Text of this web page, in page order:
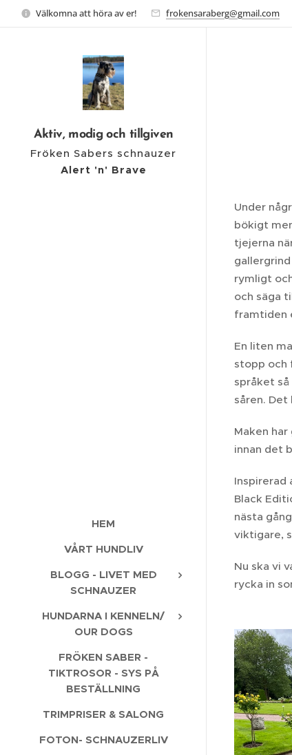
Välkomna att höra av er! frokensaraberg@gmail.com
Aktiv, modig och tillgiven
Fröken Sabers schnauzer
Alert 'n' Brave
HEM
VÅRT HUNDLIV
BLOGG - LIVET MED
SCHNAUZER
HUNDARNA I KENNELN/
OUR DOGS
FRÖKEN SABER -
TIKTROSOR - SYS PÅ
BESTÄLLNING
TRIMPRISER & SALONG
FOTON- SCHNAUZERLIV
Under
bökigt
tjejerna
rymligt
och säga
framtiden
En liten
stopp och
språket
såren.
Maken
innan det
Inspirerad
Black
nästa
viktigare,
Nu ska vi
rycka in